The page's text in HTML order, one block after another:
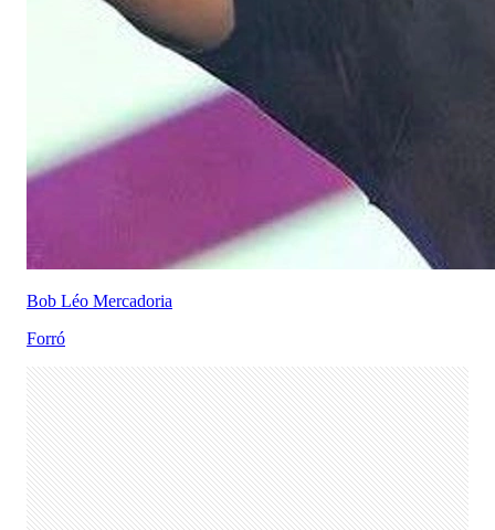
Bob Léo Mercadoria
Forró